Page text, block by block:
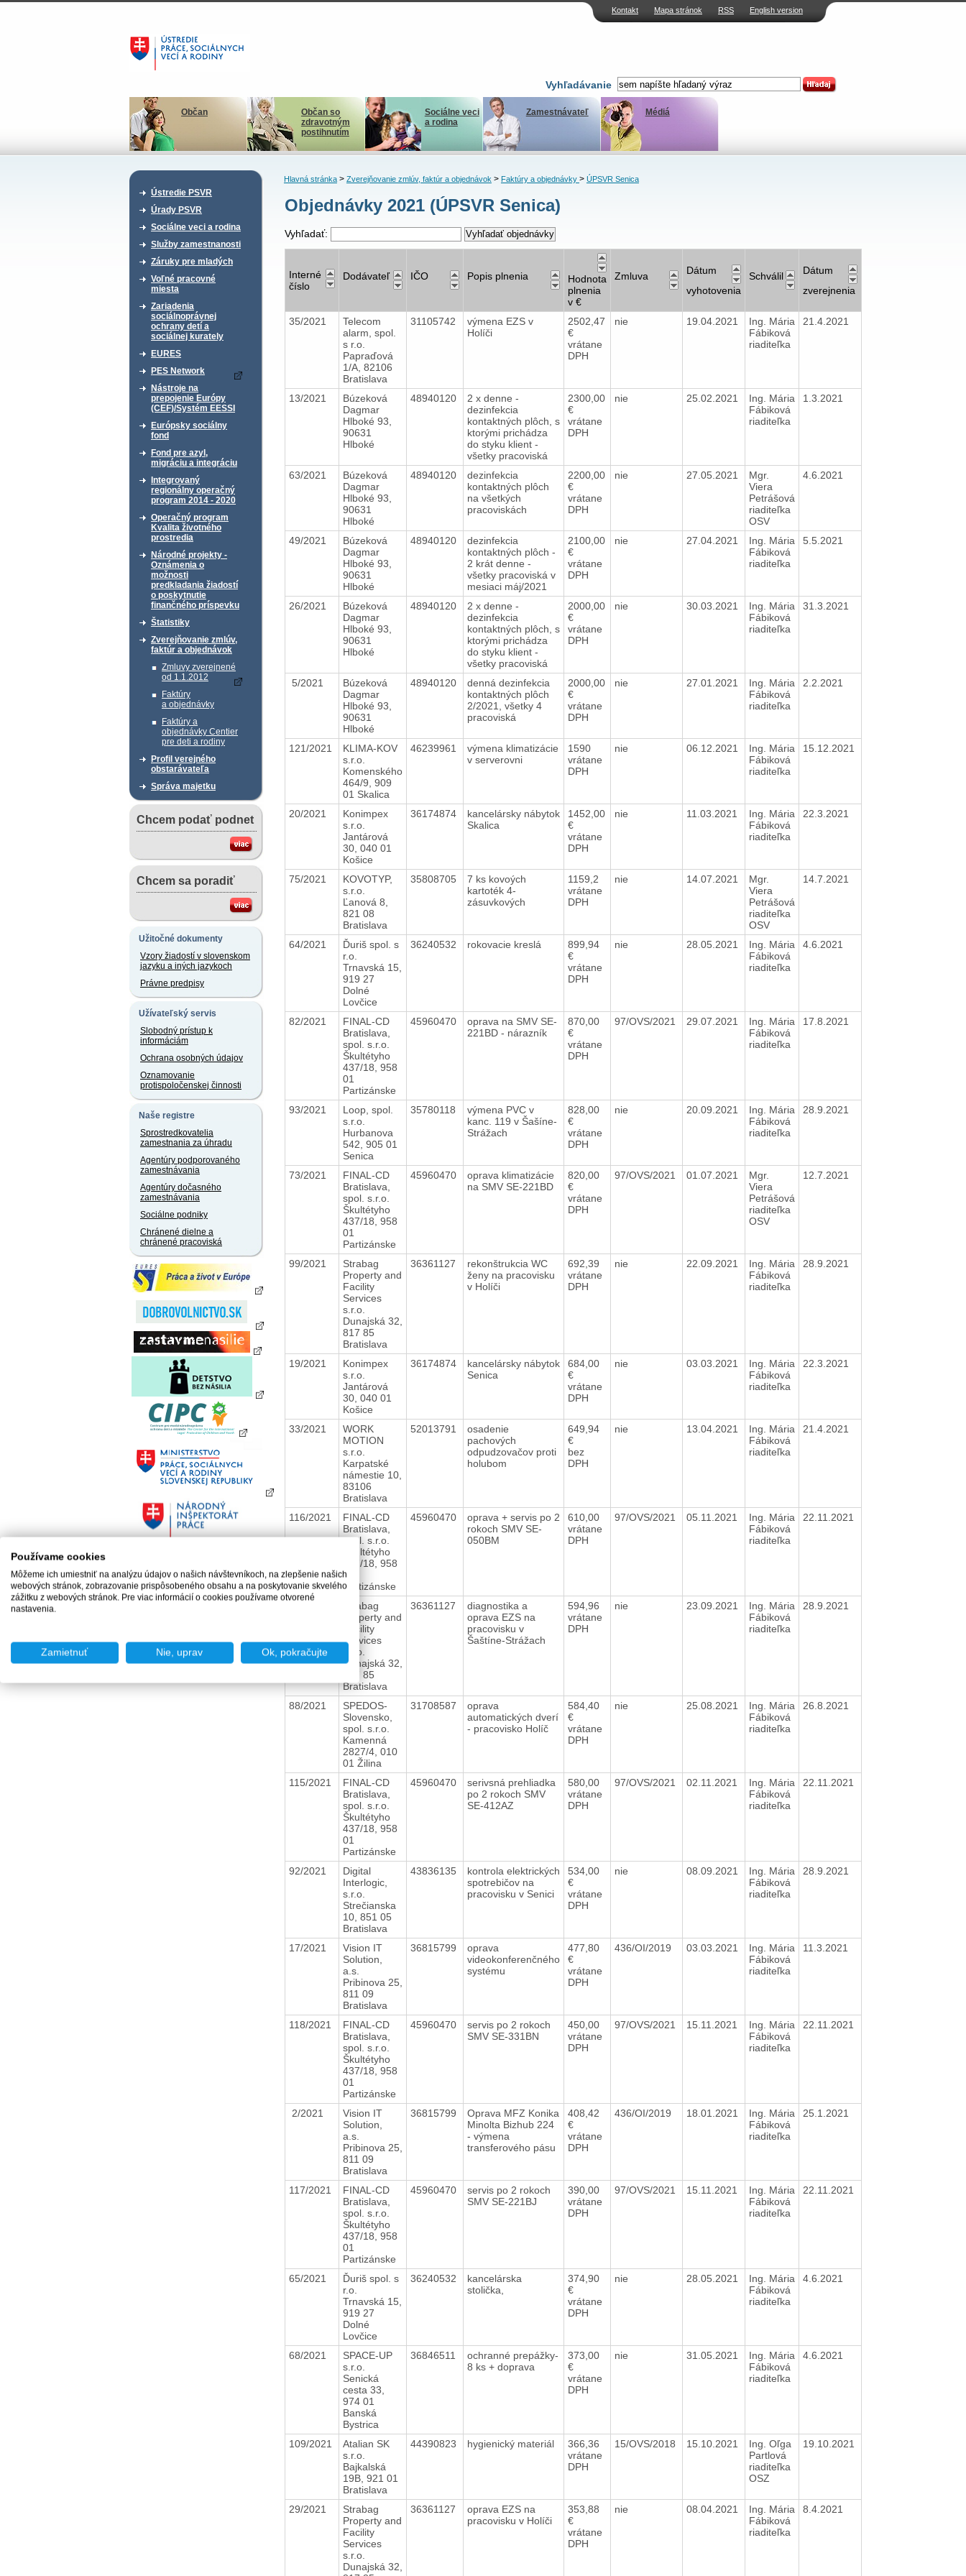
Kontakt Mapa stránok RSS English version
Vyhľadávanie
Občan
Občan so
zdravotným
postihnutím
Sociálne veci
a rodina
Zamestnávateľ Médiá
Ústredie PSVR
Úrady PSVR
Sociálne veci a rodina
Služby zamestnanosti
Záruky pre mladých
Voľné pracovné
miesta
Zariadenia
sociálnoprávnej
ochrany detí a
sociálnej kurately
EURES
PES Network
Nástroje na
prepojenie Európy
(CEF)/Systém EESSI
Európsky sociálny
fond
Fond pre azyl,
migráciu a integráciu
Integrovaný
regionálny operačný
program 2014 - 2020
Operačný program
Kvalita životného
prostredia
Národné projekty -
Oznámenia o
možnosti
predkladania žiadostí
o poskytnutie
finančného príspevku
Štatistiky
Zverejňovanie zmlúv,
faktúr a objednávok
Zmluvy zverejnené
od 1.1.2012
Faktúry
a objednávky
Faktúry a
objednávky Centier
pre deti a rodiny
Profil verejného
obstarávateľa
Správa majetku
Chcem podať podnet
Chcem sa poradiť
Užitočné dokumenty
Vzory žiadostí v slovenskom
jazyku a iných jazykoch
Právne predpisy
Užívateľský servis
Slobodný prístup k
informáciám
Ochrana osobných údajov
Oznamovanie
protispoločenskej činnosti
Naše registre
Sprostredkovatelia
zamestnania za úhradu
Agentúry podporovaného
zamestnávania
Agentúry dočasného
zamestnávania
Sociálne podniky
Chránené dielne a
chránené pracoviská
Hlavná stránka> Zverejňovanie zmlúv, faktúr a objednávok> Faktúry a objednávky > ÚPSVR Senica
Objednávky 2021 (ÚPSVR Senica)
Vyhľadať:
Interné
číslo
Dodávateľ IČO Popis plnenia
Hodnota
plnenia
v €
Zmluva
Dátum
vyhotovenia
Schválil
Dátum
zverejnenia
35/2021
Telecom
alarm, spol.
s r.o.
Papraďová
1/A, 82106
Bratislava
31105742
výmena EZS v
Holíči
2502,47
€
vrátane
DPH
nie 19.04.2021
Ing. Mária
Fábiková
riaditeľka
21.4.2021
13/2021
Búzeková
Dagmar
Hlboké 93,
90631
Hlboké
48940120
2 x denne -
dezinfekcia
kontaktných plôch, s
ktorými prichádza
do styku klient -
všetky pracoviská
2300,00
€
vrátane
DPH
nie 25.02.2021
Ing. Mária
Fábiková
riaditeľka
1.3.2021
63/2021
Búzeková
Dagmar
Hlboké 93,
90631
Hlboké
48940120
dezinfekcia
kontaktných plôch
na všetkých
pracoviskách
2200,00
€
vrátane
DPH
nie 27.05.2021
Mgr.
Viera
Petrášová
riaditeľka
OSV
4.6.2021
49/2021
Búzeková
Dagmar
Hlboké 93,
90631
Hlboké
48940120
dezinfekcia
kontaktných plôch -
2 krát denne -
všetky pracoviská v
mesiaci máj/2021
2100,00
€
vrátane
DPH
nie 27.04.2021
Ing. Mária
Fábiková
riaditeľka
5.5.2021
26/2021
Búzeková
Dagmar
Hlboké 93,
90631
Hlboké
48940120
2 x denne -
dezinfekcia
kontaktných plôch, s
ktorými prichádza
do styku klient -
všetky pracoviská
2000,00
€
vrátane
DPH
nie 30.03.2021
Ing. Mária
Fábiková
riaditeľka
31.3.2021
5/2021
Búzeková
Dagmar
Hlboké 93,
90631
Hlboké
48940120
denná dezinfekcia
kontaktných plôch
2/2021, všetky 4
pracoviská
2000,00
€
vrátane
DPH
nie 27.01.2021
Ing. Mária
Fábiková
riaditeľka
2.2.2021
121/2021
KLIMA-KOV
s.r.o.
Komenského
464/9, 909
01 Skalica
46239961
výmena klimatizácie
v serverovni
1590
vrátane
DPH
nie 06.12.2021
Ing. Mária
Fábiková
riaditeľka
15.12.2021
20/2021
Konimpex
s.r.o.
Jantárová
30, 040 01
Košice
36174874
kancelársky nábytok
Skalica
1452,00
€
vrátane
DPH
nie 11.03.2021
Ing. Mária
Fábiková
riaditeľka
22.3.2021
75/2021
KOVOTYP,
s.r.o.
Ľanová 8,
821 08
Bratislava
35808705
7 ks kovoých
kartoték 4-
zásuvkových
1159,2
vrátane
DPH
nie 14.07.2021
Mgr.
Viera
Petrášová
riaditeľka
OSV
14.7.2021
64/2021
Ďuriš spol. s
r.o.
Trnavská 15,
919 27
Dolné
Lovčice
36240532 rokovacie kreslá
899,94
€
vrátane
DPH
nie 28.05.2021
Ing. Mária
Fábiková
riaditeľka
4.6.2021
82/2021
FINAL-CD
Bratislava,
spol. s.r.o.
Škultétyho
437/18, 958
01
Partizánske
45960470
oprava na SMV SE-
221BD - nárazník
870,00
€
vrátane
DPH
97/OVS/2021 29.07.2021
Ing. Mária
Fábiková
riaditeľka
17.8.2021
93/2021
Loop, spol.
s.r.o.
Hurbanova
542, 905 01
Senica
35780118
výmena PVC v
kanc. 119 v Šašíne-
Strážach
828,00
€
vrátane
DPH
nie 20.09.2021
Ing. Mária
Fábiková
riaditeľka
28.9.2021
73/2021
FINAL-CD
Bratislava,
spol. s.r.o.
Škultétyho
437/18, 958
01
Partizánske
45960470
oprava klimatizácie
na SMV SE-221BD
820,00
€
vrátane
DPH
97/OVS/2021 01.07.2021
Mgr.
Viera
Petrášová
riaditeľka
OSV
12.7.2021
99/2021
Strabag
Property and
Facility
Services
s.r.o.
Dunajská 32,
817 85
Bratislava
36361127
rekonštrukcia WC
ženy na pracovisku
v Holíči
692,39
vrátane
DPH
nie 22.09.2021
Ing. Mária
Fábiková
riaditeľka
28.9.2021
19/2021
Konimpex
s.r.o.
Jantárová
30, 040 01
Košice
36174874
kancelársky nábytok
Senica
684,00
€
vrátane
DPH
nie 03.03.2021
Ing. Mária
Fábiková
riaditeľka
22.3.2021
33/2021
WORK
MOTION
s.r.o.
Karpatské
námestie 10,
83106
Bratislava
52013791
osadenie
pachových
odpudzovačov proti
holubom
649,94
€
bez
DPH
nie 13.04.2021
Ing. Mária
Fábiková
riaditeľka
21.4.2021
116/2021
FINAL-CD
Bratislava,
spol. s.r.o.
Škultétyho
437/18, 958
01
Partizánske
45960470
oprava + servis po 2
rokoch SMV SE-
050BM
610,00
vrátane
DPH
97/OVS/2021 05.11.2021
Ing. Mária
Fábiková
riaditeľka
22.11.2021
Strabag
Property and
Facility
Services
s.r.o.
Dunajská 32,
817 85
Bratislava
36361127
diagnostika a
oprava EZS na
pracovisku v
Šaštíne-Strážach
594,96
vrátane
DPH
nie 23.09.2021
Ing. Mária
Fábiková
riaditeľka
28.9.2021
88/2021
SPEDOS-
Slovensko,
spol. s.r.o.
Kamenná
2827/4, 010
01 Žilina
31708587
oprava
automatických dverí
- pracovisko Holíč
584,40
€
vrátane
DPH
nie 25.08.2021
Ing. Mária
Fábiková
riaditeľka
26.8.2021
115/2021
FINAL-CD
Bratislava,
spol. s.r.o.
Škultétyho
437/18, 958
01
Partizánske
45960470
serivsná prehliadka
po 2 rokoch SMV
SE-412AZ
580,00
vrátane
DPH
97/OVS/2021 02.11.2021
Ing. Mária
Fábiková
riaditeľka
22.11.2021
92/2021
Digital
Interlogic,
s.r.o.
Strečianska
10, 851 05
Bratislava
43836135
kontrola elektrických
spotrebičov na
pracovisku v Senici
534,00
€
vrátane
DPH
nie 08.09.2021
Ing. Mária
Fábiková
riaditeľka
28.9.2021
17/2021
Vision IT
Solution,
a.s.
Pribinova 25,
811 09
Bratislava
36815799
oprava
videokonferenčného
systému
477,80
€
vrátane
DPH
436/OI/2019 03.03.2021
Ing. Mária
Fábiková
riaditeľka
11.3.2021
118/2021
FINAL-CD
Bratislava,
spol. s.r.o.
Škultétyho
437/18, 958
01
Partizánske
45960470
servis po 2 rokoch
SMV SE-331BN
450,00
vrátane
DPH
97/OVS/2021 15.11.2021
Ing. Mária
Fábiková
riaditeľka
22.11.2021
2/2021
Vision IT
Solution,
a.s.
Pribinova 25,
811 09
Bratislava
36815799
Oprava MFZ Konika
Minolta Bizhub 224
- výmena
transferového pásu
408,42
€
vrátane
DPH
436/OI/2019 18.01.2021
Ing. Mária
Fábiková
riaditeľka
25.1.2021
117/2021
FINAL-CD
Bratislava,
spol. s.r.o.
Škultétyho
437/18, 958
01
Partizánske
45960470
servis po 2 rokoch
SMV SE-221BJ
390,00
vrátane
DPH
97/OVS/2021 15.11.2021
Ing. Mária
Fábiková
riaditeľka
22.11.2021
65/2021
Ďuriš spol. s
r.o.
Trnavská 15,
919 27
Dolné
Lovčice
36240532
kancelárska
stolička,
374,90
€
vrátane
DPH
nie 28.05.2021
Ing. Mária
Fábiková
riaditeľka
4.6.2021
68/2021
SPACE-UP
s.r.o.
Senická
cesta 33,
974 01
Banská
Bystrica
36846511
ochranné prepážky-
8 ks + doprava
373,00
€
vrátane
DPH
nie 31.05.2021
Ing. Mária
Fábiková
riaditeľka
4.6.2021
109/2021
Atalian SK
s.r.o.
Bajkalská
19B, 921 01
Bratislava
44390823 hygienický materiál
366,36
vrátane
DPH
15/OVS/2018 15.10.2021
Ing. Oľga
Partlová
riaditeľka
OSZ
19.10.2021
29/2021
Strabag
Property and
Facility
Services
s.r.o.
Dunajská 32,
36361127
oprava EZS na
pracovisku v Holíči
353,88
€
vrátane
DPH
nie 08.04.2021
Ing. Mária
Fábiková
riaditeľka
8.4.2021
Používame cookies
Môžeme ich umiestniť na analýzu údajov o našich návštevníkoch, na zlepšenie našich
webových stránok, zobrazovanie prispôsobeného obsahu a na poskytovanie skvelého
zážitku z webových stránok. Pre viac informácií o cookies používame otvorené
nastavenia.
Zamietnuť Nie, uprav Ok, pokračujte